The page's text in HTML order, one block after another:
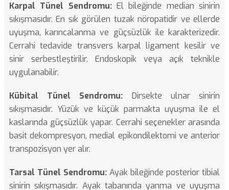
Karpal Tünel Sendromu:El bileğinde median sinirin
sıkışmasıdır. En sık görülen tuzak nöropatidir ve ellerde
uyuşma, karıncalanma ve güçsüzlük ile karakterizedir.
Cerrahi tedavide transvers karpal ligament kesilir ve
sinir serbestleştirilir. Endoskopik veya açık teknikle
uygulanabilir.
Kübital Tünel Sendromu: Dirsekte ulnar sinirin
sıkışmasıdır. Yüzük ve küçük parmakta uyuşma ile el
kaslarında güçsüzlük yapar. Cerrahi seçenekler arasında
basit dekompresyon, medial epikondilektomi ve anterior
transpozisyon yer alır.
Tarsal Tünel Sendromu: Ayak bileğinde posterior tibial
sinirin sıkışmasıdır. Ayak tabanında yanma ve uyuşma